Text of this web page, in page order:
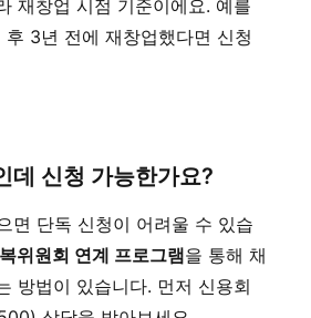
재창업 시점 기준이에요. 예를
3년 전에 재창업했다면 신청
데 신청 가능한가요?
면 단독 신청이 어려울 수 있습
위원회 연계 프로그램을 통해 채
방법이 있습니다. 먼저 신용회